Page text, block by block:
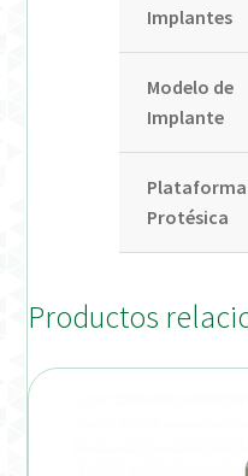
Implantes
Modelo de
Implante
Plataforma
Protésica
Productos